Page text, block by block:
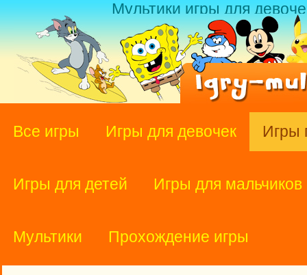
Мультики игры для
Все игры Игры для девочек Игры
Игры для детей Игры для мальчиков
Мультики Прохождение игры